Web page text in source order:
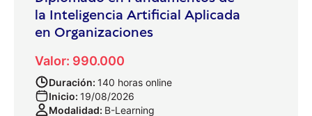
la Inteligencia Artificial Aplicada
en Organizaciones
Valor: 990.000
Duración: 140 horas online
Inicio: 19/08/2026
Modalidad: B-Learning